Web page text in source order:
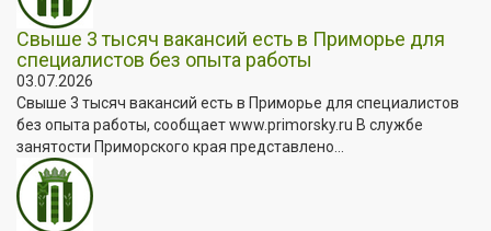
Свыше 3 тысяч вакансий есть в Приморье для
специалистов без опыта работы
03.07.2026
Свыше 3 тысяч вакансий есть в Приморье для специалистов
без опыта работы, сообщает www.primorsky.ru В службе
занятости Приморского края представлено...